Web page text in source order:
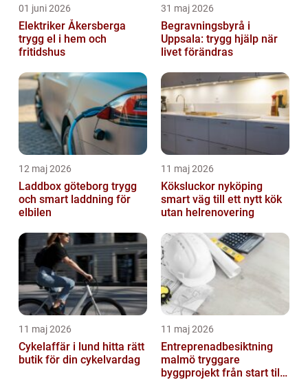
01 juni 2026
Elektriker Åkersberga
trygg el i hem och
fritidshus
31 maj 2026
Begravningsbyrå i
Uppsala: trygg hjälp när
livet förändras
12 maj 2026
Laddbox göteborg trygg
och smart laddning för
elbilen
11 maj 2026
Köksluckor nyköping
smart väg till ett nytt kök
utan helrenovering
11 maj 2026
Cykelaffär i lund hitta rätt
butik för din cykelvardag
11 maj 2026
Entreprenadbesiktning
malmö tryggare
byggprojekt från start till